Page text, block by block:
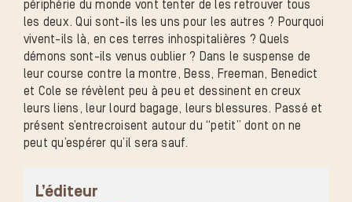
périphérie du monde vont tenter de les retrouver tous
les deux. Qui sont-ils les uns pour les autres ? Pourquoi
vivent-ils là, en ces terres inhospitalières ? Quels
démons sont-ils venus oublier ? Dans le suspense de
leur course contre la montre, Bess, Freeman, Benedict
et Cole se révèlent peu à peu et dessinent en creux
leurs liens, leur lourd bagage, leurs blessures. Passé et
présent s’entrecroisent autour du “petit” dont on ne
peut qu’espérer qu’il sera sauf.
L’éditeur